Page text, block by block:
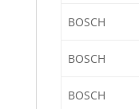
BOSCH
BOSCH
BOSCH